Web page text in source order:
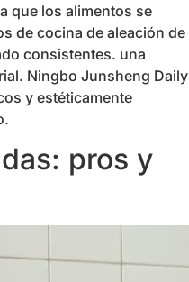
que los alimentos se
de cocina de aleación de
consistentes. una
Ningbo Junsheng Daily
y estéticamente
pros y